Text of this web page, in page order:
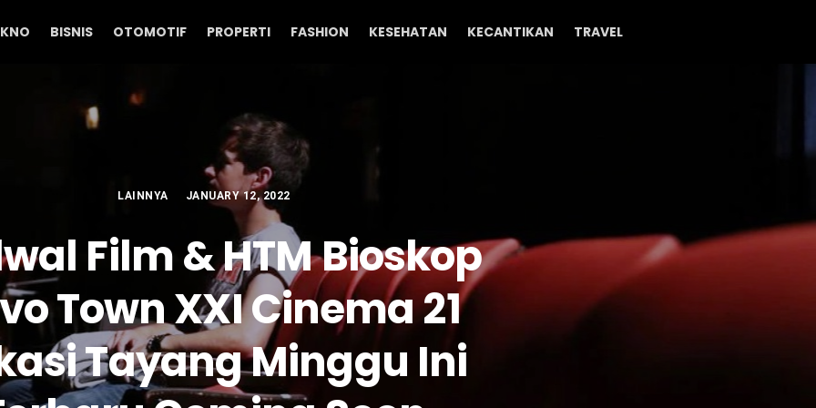
BISNIS OTOMOTIF PROPERTI FASHION KESEHATAN KECANTIKAN TRAVEL
LAINNYA JANUARY 12, 2022
Film & HTM Bioskop
Town XXI Cinema 21
Tayang Minggu Ini